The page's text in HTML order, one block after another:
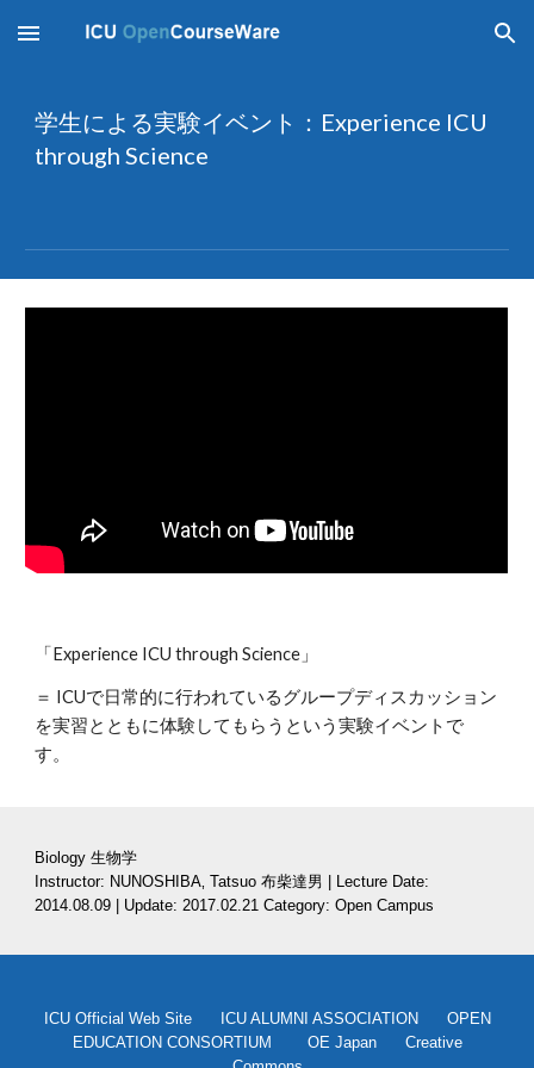
Skip to main content Skip to navigation
学生による実験イベント：Experience ICU
through Science
「Experience ICU through Science」
＝ ICUで日常的に行われているグループディスカッション
を実習とともに体験してもらうという実験イベントで
す。
Biology 生物学
Instructor: NUNOSHIBA‚ Tatsuo 布柴達男 | Lecture Date:
2014.08.09 | Update: 2017.02.21 Category: Open Campus
ICU Official Web Site ICU ALUMNI ASSOCIATION
OPEN
EDUCATION CONSORTIUM
OE Japan
Creative